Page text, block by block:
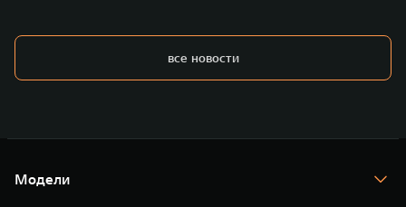
все новости
Модели